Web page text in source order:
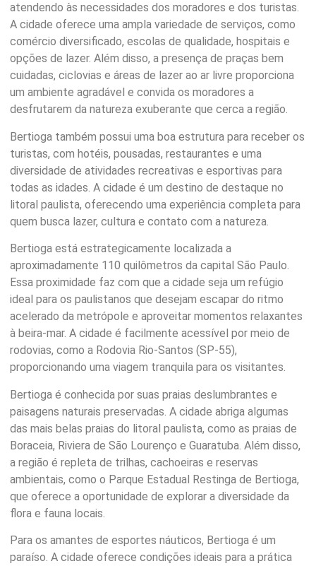
atendendo às necessidades dos moradores e dos turistas.
A cidade oferece uma ampla variedade de serviços, como
comércio diversificado, escolas de qualidade, hospitais e
opções de lazer. Além disso, a presença de praças bem
cuidadas, ciclovias e áreas de lazer ao ar livre proporciona
um ambiente agradável e convida os moradores a
desfrutarem da natureza exuberante que cerca a região.
Bertioga também possui uma boa estrutura para receber os
turistas, com hotéis, pousadas, restaurantes e uma
diversidade de atividades recreativas e esportivas para
todas as idades. A cidade é um destino de destaque no
litoral paulista, oferecendo uma experiência completa para
quem busca lazer, cultura e contato com a natureza.
Bertioga está estrategicamente localizada a
aproximadamente 110 quilômetros da capital São Paulo.
Essa proximidade faz com que a cidade seja um refúgio
ideal para os paulistanos que desejam escapar do ritmo
acelerado da metrópole e aproveitar momentos relaxantes
à beira-mar. A cidade é facilmente acessível por meio de
rodovias, como a Rodovia Rio-Santos (SP-55),
proporcionando uma viagem tranquila para os visitantes.
Bertioga é conhecida por suas praias deslumbrantes e
paisagens naturais preservadas. A cidade abriga algumas
das mais belas praias do litoral paulista, como as praias de
Boraceia, Riviera de São Lourenço e Guaratuba. Além disso,
a região é repleta de trilhas, cachoeiras e reservas
ambientais, como o Parque Estadual Restinga de Bertioga,
que oferece a oportunidade de explorar a diversidade da
flora e fauna locais.
Para os amantes de esportes náuticos, Bertioga é um
paraíso. A cidade oferece condições ideais para a prática